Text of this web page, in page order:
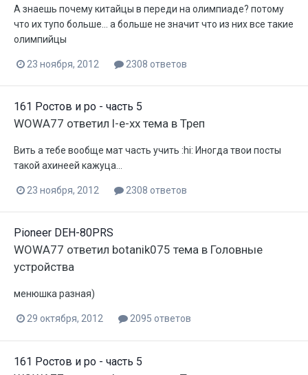
А знаешь почему китайцы в переди на олимпиаде? потому
что их тупо больше... а больше не значит что из них все такие
олимпийцы
23 ноября, 2012 2308 ответов
161 Ростов и ро - часть 5
WOWA77 ответил l-e-xx тема в Треп
Вить а тебе вообще мат часть учить :hi: Иногда твои посты
такой ахинеей кажуца...
23 ноября, 2012 2308 ответов
Pioneer DEH-80PRS
WOWA77 ответил botanik075 тема в Головные
устройства
менюшка разная)
29 октября, 2012 2095 ответов
161 Ростов и ро - часть 5